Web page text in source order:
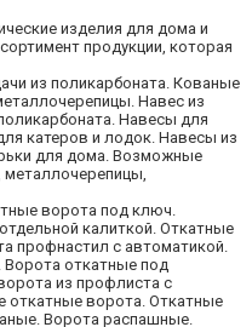
изделия для дома и
продукции, которая
из поликарбоната. Кованые
Навес из
Навесы для
катеров и лодок. Навесы из
для дома. Возможные
ворота под ключ.
калиткой. Откатные
профнастил с автоматикой.
Ворота откатные под
из профлиста с
откатные ворота. Откатные
Ворота распашные.